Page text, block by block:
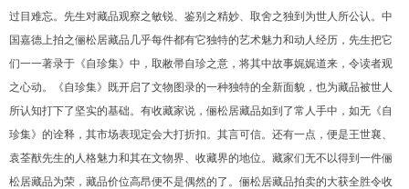
过目难忘。先生对藏品观察之敏锐、鉴别之精妙、取舍之独到为世人所公认。中
国嘉德上拍之俪松居藏品几乎每件都有它独特的艺术魅力和动人经历，先生把它
们一一著录于《自珍集》中，取敝帚自珍之意，将其中故事娓娓道来，令读者观
之心动。《自珍集》既开启了文物图录的一种独特的全新面貌，也为藏品被世人
所认知打下了坚实的基础。有收藏家说，俪松居藏品如到了常人手中，如无《自
珍集》的诠释，其市场表现定会大打折扣。其言可信。还有一点，便是王世襄、
袁荃猷先生的人格魅力和其在文物界、收藏界的地位。藏家们无不以得到一件俪
松居藏品为荣，藏品价位高昂便不是偶然的了。俪松居藏品拍卖的大获全胜令收